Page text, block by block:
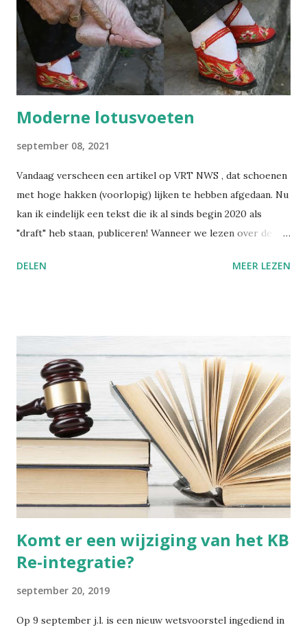
arbeidsgezondheid. De reden? Er verschijnt zoveel
informatie, wetswijzigingen en opinies dat het soms
moeilijk is om het overzicht te bewaren. Met deze
nieuwsbrief wil ik alles bundelen en gestructureerd ...
Moderne lotusvoeten
september 08, 2021
Vandaag verscheen een artikel op VRT NWS , dat schoenen
met hoge hakken (voorlopig) lijken te hebben afgedaan. Nu
kan ik eindelijk een tekst die ik al sinds begin 2020 als
"draft" heb staan, publiceren! Wanneer we lezen over de
we van zulke barbaarse martelpraktijken. Hoe heeft een
Voetinbinden Ik ga dit cultureel gegeven toch even
kaderen. De praktijk van voetinbinden heeft zich in China
ontwikkeld tijdens de Tang-dynastie (618-907 na Chr.). Het
hield in dat men bij jonge meisjes de voeten omzwachtelde.
De vier kleine tenen werden naar binnen geplooid en
braken uiteindelijk vanzelf. De grote teen bleef recht. Het
resultaat was een "lotusvoetje". Dit gold als een teken van
wels...
DELEN MEER LEZEN
Komt er een wijziging van het KB
Re-integratie?
september 20, 2019
Op 9 september j.l. is een nieuw wetsvoorstel ingediend in